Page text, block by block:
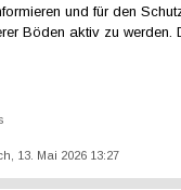
und für den
Böden aktiv zu werden.
13. Mai 2026 13:27